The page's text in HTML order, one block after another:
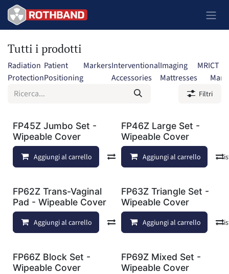
Passa al contenuto
Tutti i prodotti
Radiation
Protection
Patient
Positioning
MarkersInterventional
Accessories
Imaging
Mattresses
MRICT
Filtri
FP45Z Jumbo Set -
Wipeable Cover
Aggiungi al carrello Confronta Aggiungi alla
FP46Z Large Set -
Wipeable Cover
Aggiungi al carrello
FP62Z Trans-Vaginal
Pad - Wipeable Cover
Aggiungi al carrello Confronta Aggiungi alla
FP63Z Triangle Set -
Wipeable Cover
Aggiungi al carrello
FP66Z Block Set -
Wipeable Cover
FP69Z Mixed Set -
Wipeable Cover